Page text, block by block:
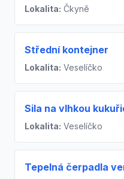
Lokalita: Čkyně
Střední kontejner
Lokalita: Veselíčko
Sila na vlhkou
Lokalita: Veselíčko
Tepelná čerpadla